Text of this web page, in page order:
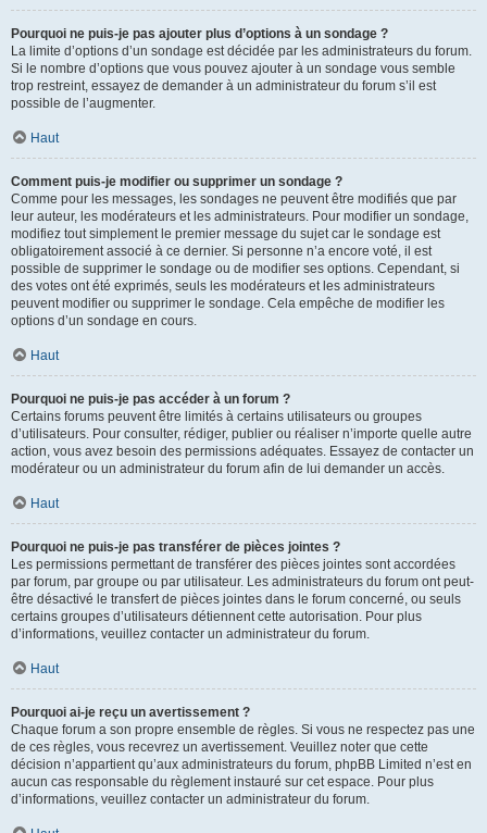
Pourquoi ne puis-je pas ajouter plus d’options à un sondage ?
La limite d’options d’un sondage est décidée par les administrateurs du forum.
Si le nombre d’options que vous pouvez ajouter à un sondage vous semble
trop restreint, essayez de demander à un administrateur du forum s’il est
possible de l’augmenter.
Haut
Comment puis-je modifier ou supprimer un sondage ?
Comme pour les messages, les sondages ne peuvent être modifiés que par
leur auteur, les modérateurs et les administrateurs. Pour modifier un sondage,
modifiez tout simplement le premier message du sujet car le sondage est
obligatoirement associé à ce dernier. Si personne n’a encore voté, il est
possible de supprimer le sondage ou de modifier ses options. Cependant, si
des votes ont été exprimés, seuls les modérateurs et les administrateurs
peuvent modifier ou supprimer le sondage. Cela empêche de modifier les
options d’un sondage en cours.
Haut
Pourquoi ne puis-je pas accéder à un forum ?
Certains forums peuvent être limités à certains utilisateurs ou groupes
d’utilisateurs. Pour consulter, rédiger, publier ou réaliser n’importe quelle autre
action, vous avez besoin des permissions adéquates. Essayez de contacter un
modérateur ou un administrateur du forum afin de lui demander un accès.
Haut
Pourquoi ne puis-je pas transférer de pièces jointes ?
Les permissions permettant de transférer des pièces jointes sont accordées
par forum, par groupe ou par utilisateur. Les administrateurs du forum ont peut-
être désactivé le transfert de pièces jointes dans le forum concerné, ou seuls
certains groupes d’utilisateurs détiennent cette autorisation. Pour plus
d’informations, veuillez contacter un administrateur du forum.
Haut
Pourquoi ai-je reçu un avertissement ?
Chaque forum a son propre ensemble de règles. Si vous ne respectez pas une
de ces règles, vous recevrez un avertissement. Veuillez noter que cette
décision n’appartient qu’aux administrateurs du forum, phpBB Limited n’est en
aucun cas responsable du règlement instauré sur cet espace. Pour plus
d’informations, veuillez contacter un administrateur du forum.